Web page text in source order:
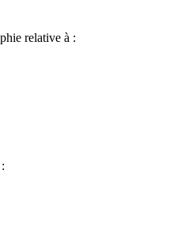
relative à :